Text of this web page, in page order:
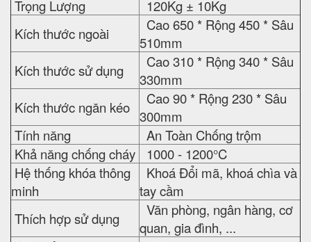
Trọng Lượng
120Kg ± 10Kg
Kích thước ngoài
Cao 650 * Rộng 450 * Sâu
510mm
Kích thước sử dụng
Cao 310 * Rộng 340 * Sâu
330mm
Kích thước ngăn kéo
Cao 90 * Rộng 230 * Sâu
300mm
Tính năng
An Toàn Chống trộm
Khả năng chống cháy
1000 - 1200°C
Hệ thống khóa thông
minh
Khoá Đổi mã, khoá chìa và
tay cầm
Thích hợp sử dụng
Văn phòng, ngân hàng, cơ
quan, gia đình, ...